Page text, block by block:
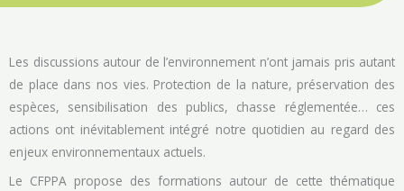
Les discussions autour de l’environnement n’ont jamais pris autant
de place dans nos vies. Protection de la nature, préservation des
espèces, sensibilisation des publics, chasse réglementée… ces
actions ont inévitablement intégré notre quotidien au regard des
enjeux environnementaux actuels.
Le CFPPA propose des formations autour de cette thématique